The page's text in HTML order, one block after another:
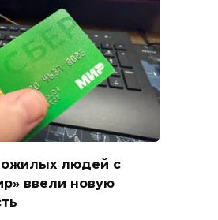
людей с
ввели новую